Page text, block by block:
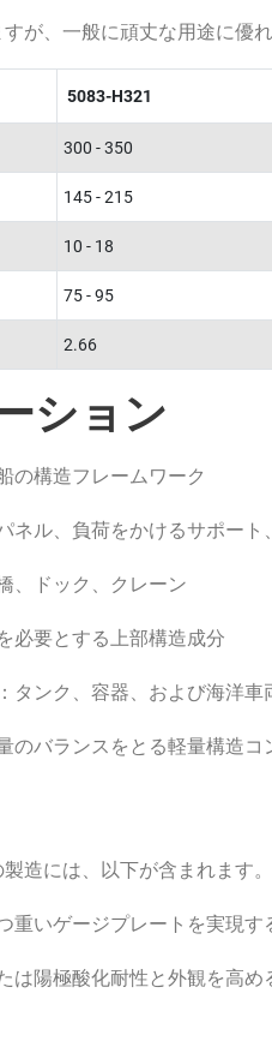
が、一般に頑丈な用途に優
5083-H321
300 - 350
145 - 215
10 - 18
75 - 95
2.66
ション
の構造フレームワーク
ネル、負荷をかけるサポート
、ドック、クレーン
必要とする上部構造成分
タンク、容器、および海洋車
のバランスをとる軽量​​構造コ
造には、以下が含まれます。
いゲージプレートを実現す
陽極酸化耐性と外観を高め